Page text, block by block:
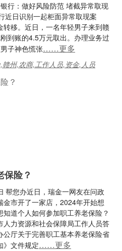
行：做好风险防范 堵截异常取现
近日识别一起柜面异常取现案
移。近日，一名年轻男子来到赣
到账的4.5万元取出。办理业务过
子神色慌张……更多
赣州,农商,工作人员,资金,人员
保险？
帮您办近日，瑞金一网友在问政
市开了一家店，2024年开始想
道个人如何参加职工养老保险？
力资源和社会保障局工作人员答
厅关于完善职工基本养老保险省
》文件规定……更多